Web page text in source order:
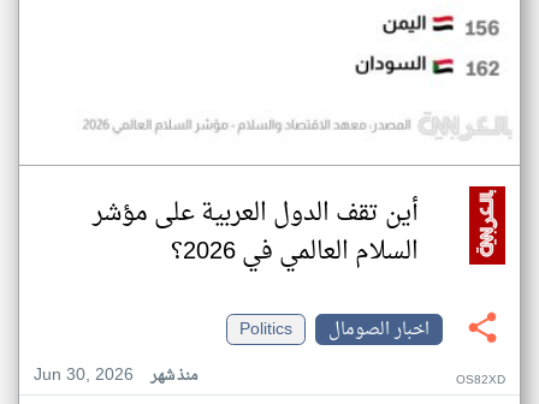
أين تقف الدول العربية على مؤشر
السلام العالمي في 2026؟
اخبار الصومال
Politics
Jun 30, 2026
منذ شهر OS82XD